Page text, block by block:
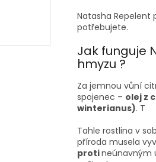
Natasha Repelent
potřebujete.
Jak funguje
hmyzu ?
Za jemnou vůní
spojenec – olej z
winterianus). T
Tahle rostlina v
příroda musela
protineúnavným